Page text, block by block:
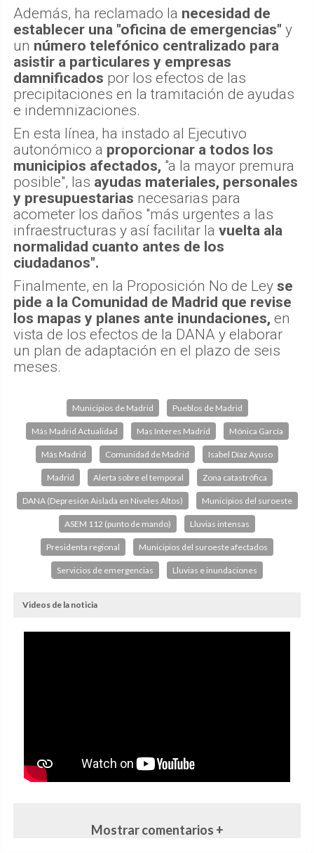
Además, ha reclamado la necesidad de
establecer una "oficina de emergencias" y
un número telefónico centralizado para
asistir a particulares y empresas
damnificados por los efectos de las
precipitaciones en la tramitación de ayudas
e indemnizaciones.
En esta línea, ha instado al Ejecutivo
autonómico a proporcionar a todos los
municipios afectados, "a la mayor premura
posible", las ayudas materiales, personales
y presupuestarias necesarias para
acometer los daños "más urgentes a las
infraestructuras y así facilitar la vuelta ala
normalidad cuanto antes de los
ciudadanos".
Finalmente, en la Proposición No de Ley se
pide a la Comunidad de Madrid que revise
los mapas y planes ante inundaciones, en
vista de los efectos de la DANA y elaborar
un plan de adaptación en el plazo de seis
meses.
Municipios de Madrid Pueblos de Madrid
Más Madrid Actualidad Mas Interes Madrid Mónica García
Más Madrid Comunidad de Madrid Isabel Díaz Ayuso
Madrid Alerta sobre el temporal Zona catastrófica
DANA (Depresión Aislada en Niveles Altos) Municipios del suroeste
ASEM 112 (punto de mando) Lluvias intensas
Presidenta regional Municipios del suroeste afectados
Servicios de emergencias Lluvias e inundaciones
Videos de la noticia
Mostrar comentarios +